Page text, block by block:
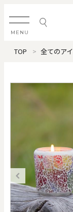
MENU
ログイン・
お気に入り
すべてのアイテ
カテゴリから探
#タグから探す
TOP 全てのア